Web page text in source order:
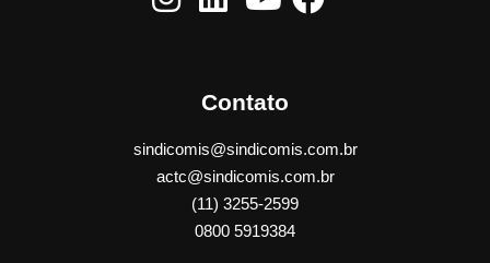
Contato
sindicomis@sindicomis.com.br
actc@sindicomis.com.br
(11) 3255-2599
0800 5919384